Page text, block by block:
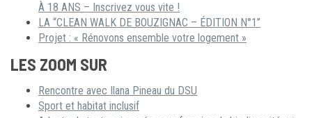
À 18 ANS – Inscrivez vous vite !
LA “CLEAN WALK DE BOUZIGNAC – ÉDITION N°1”
Projet : « Rénovons ensemble votre logement »
LES ZOOM SUR
Rencontre avec Ilana Pineau du DSU
Sport et habitat inclusif